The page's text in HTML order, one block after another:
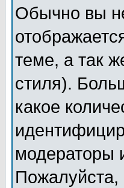
Обычно вы
теме, а так
стиля).
какое
модераторы